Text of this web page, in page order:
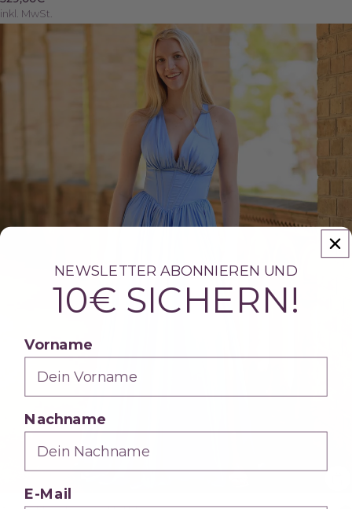
inkl. MwSt.
NEWSLETTER ABONNIEREN UND
10€ SICHERN!
Vorname
Nachname
E-Mail